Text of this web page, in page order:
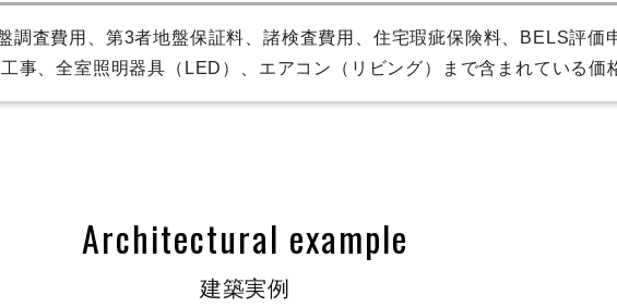
調査費用、第3者地盤保証料、諸検査費用、住宅瑕疵保険料、BELS評価
事、全室照明器具（LED）、エアコン（リビング）まで含まれている価
Architectural example
建築実例